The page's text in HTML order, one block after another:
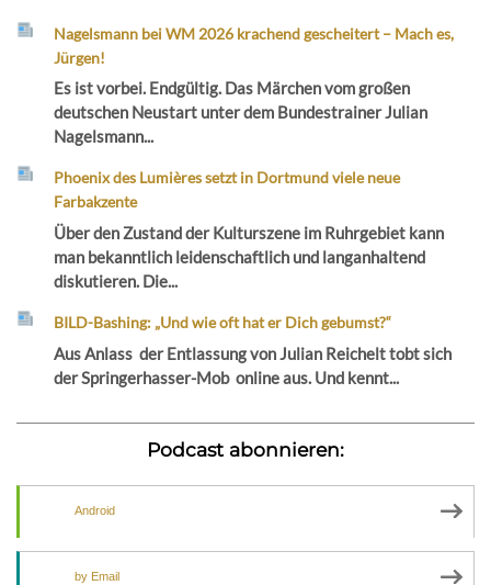
Nagelsmann bei WM 2026 krachend gescheitert – Mach es,
Jürgen!
Es ist vorbei. Endgültig. Das Märchen vom großen
deutschen Neustart unter dem Bundestrainer Julian
Nagelsmann...
Phoenix des Lumières setzt in Dortmund viele neue
Farbakzente
Über den Zustand der Kulturszene im Ruhrgebiet kann
man bekanntlich leidenschaftlich und langanhaltend
diskutieren. Die...
BILD-Bashing: „Und wie oft hat er Dich gebumst?“
Aus Anlass der Entlassung von Julian Reichelt tobt sich
der Springerhasser-Mob online aus. Und kennt...
Podcast abonnieren:
Android
by Email